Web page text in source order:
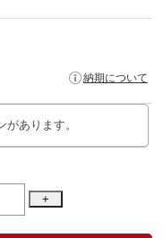
納期について
あります。